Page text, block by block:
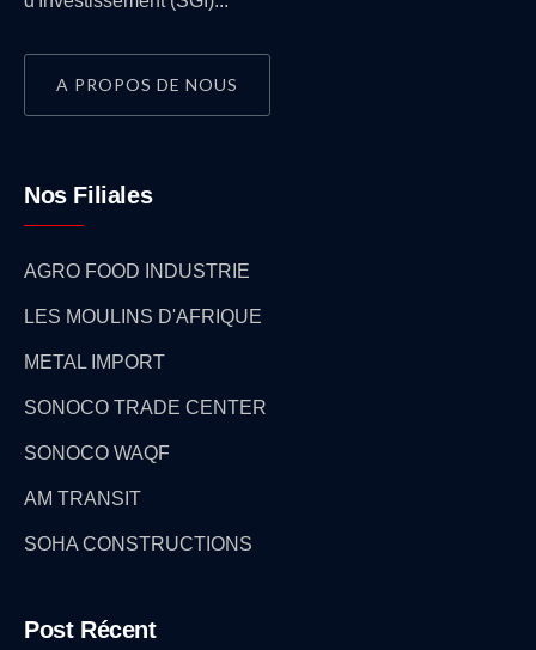
A PROPOS DE NOUS
Nos Filiales
AGRO FOOD INDUSTRIE
LES MOULINS D'AFRIQUE
METAL IMPORT
SONOCO TRADE CENTER
SONOCO WAQF
AM TRANSIT
SOHA CONSTRUCTIONS
Post Récent